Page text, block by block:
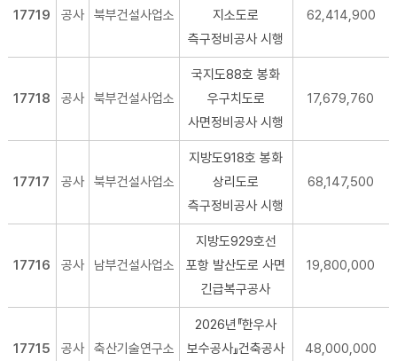
17719 공사 북부건설사업소
지소도로
측구정비공사 시행
62,414,900
17718 공사 북부건설사업소
국지도88호 봉화
우구치도로
사면정비공사 시행
17,679,760
17717 공사 북부건설사업소
지방도918호 봉화
상리도로
측구정비공사 시행
68,147,500
17716 공사 남부건설사업소
지방도929호선
포항 발산도로 사면
긴급복구공사
19,800,000
17715 공사 축산기술연구소
2026년『한우사
보수공사』건축공사
48,000,000